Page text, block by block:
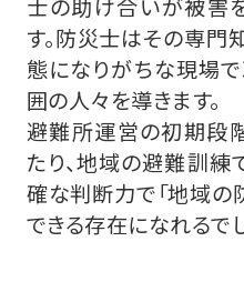
士の助け合いが被害
す。防災士はその専門
態になりがちな現場
囲の人々を導きます。
避難所運営の初期段
たり、地域の避難訓練
確な判断力で「地域の
できる存在になれるでし